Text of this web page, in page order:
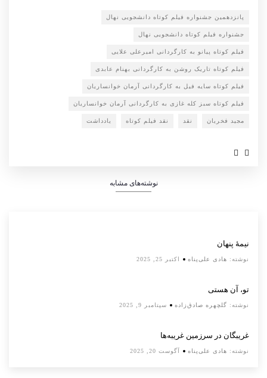
پانزدهمین جشنواره فیلم کوتاه دانشجویی نهال
جشنواره فیلم کوتاه دانشجویی نهال
فیلم کوتاه پیانو به کارگردانی امیرعلی علایی
فیلم کوتاه تاریک روشن به کارگردانی بهنام عابدی
فیلم کوتاه سایه فیل به کارگردانی آرمان خوانساریان
فیلم کوتاه سبز کله غازی به کارگردانی آرمان خوانساریان
مجید فخریان نقد نقد فیلم کوتاه یادداشت
نوشته‌های مشابه
نیمۀ پنهان
نوشته: هادی علی‌پناه اکتبر 25, 2025
تو، آن هستی
نوشته: گلچهره صادق‌زاده سپتامبر 9, 2025
غریبگان در سرزمین غریبه‌ها
نوشته: هادی علی‌پناه آگوست 20, 2025